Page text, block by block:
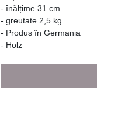
- înălțime 31 cm
- greutate 2,5 kg
- Produs în Germania
- Holz